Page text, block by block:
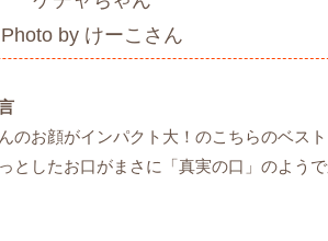
Photo by けーこさん
のお顔がインパクト大！のこちらのベス
としたお口がまさに「真実の口」のよう